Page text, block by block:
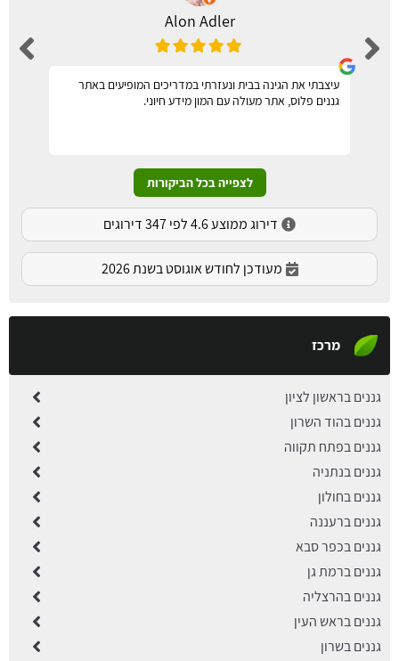
Alon Adler
עיצבתי את הגינה בבית ונעזרתי במדריכים המופיעים באתר
גננים פלוס, אתר מעולה עם המון מידע חיוני.
לצפייה בכל הביקורות
דירוג ממוצע 4.6 לפי 347 דירוגים
מעודכן לחודש אוגוסט בשנת 2026
מרכז
גננים בראשון לציון
גננים בהוד השרון
גננים בפתח תקווה
גננים בנתניה
גננים בחולון
גננים ברעננה
גננים בכפר סבא
גננים ברמת גן
גננים בהרצליה
גננים בראש העין
גננים בשרון